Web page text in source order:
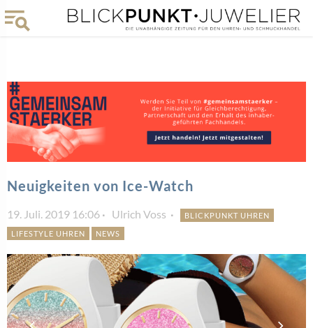
Neuigkeiten von Ice-Watch
19. Juli. 2019 16:06 Ulrich Voss
BLICKPUNKT UHREN
LIFESTYLE UHREN
NEWS